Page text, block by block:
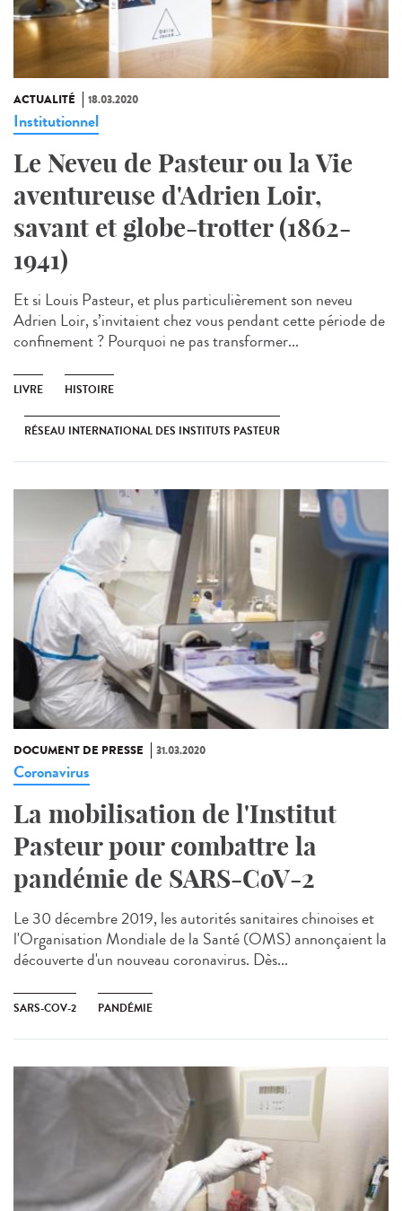
ACTUALITÉ 18.03.2020
Institutionnel
Le Neveu de Pasteur ou la Vie
aventureuse d'Adrien Loir,
savant et globe-trotter (1862-
1941)
Et si Louis Pasteur, et plus particulièrement son neveu
Adrien Loir, s’invitaient chez vous pendant cette période de
confinement ? Pourquoi ne pas transformer...
LIVRE HISTOIRE
RÉSEAU INTERNATIONAL DES INSTITUTS PASTEUR
DOCUMENT DE PRESSE 31.03.2020
Coronavirus
La mobilisation de l'Institut
Pasteur pour combattre la
pandémie de SARS-CoV-2
Le 30 décembre 2019, les autorités sanitaires chinoises et
l'Organisation Mondiale de la Santé (OMS) annonçaient la
découverte d'un nouveau coronavirus. Dès...
SARS-COV-2 PANDÉMIE